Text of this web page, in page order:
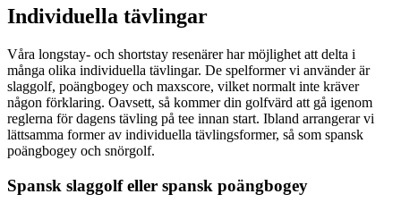
Individuella tävlingar
Våra longstay- och shortstay resenärer har möjlighet att delta i
många olika individuella tävlingar. De spelformer vi använder är
slaggolf, poängbogey och maxscore, vilket normalt inte kräver
någon förklaring. Oavsett, så kommer din golfvärd att gå igenom
reglerna för dagens tävling på tee innan start. Ibland arrangerar vi
lättsamma former av individuella tävlingsformer, så som spansk
poängbogey och snörgolf.
Spansk slaggolf eller spansk poängbogey